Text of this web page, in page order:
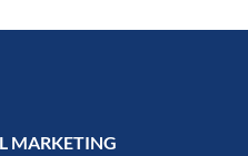
MARKETING